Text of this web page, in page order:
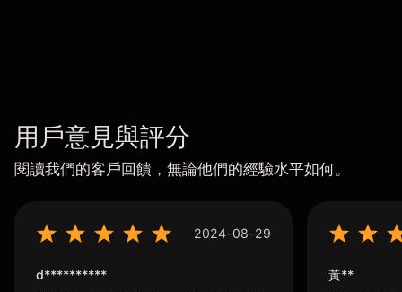
用戶意見與評分
閱讀我們的客戶回饋，無論他們的經驗水平如何。
2024-08-29
d********** 黃**